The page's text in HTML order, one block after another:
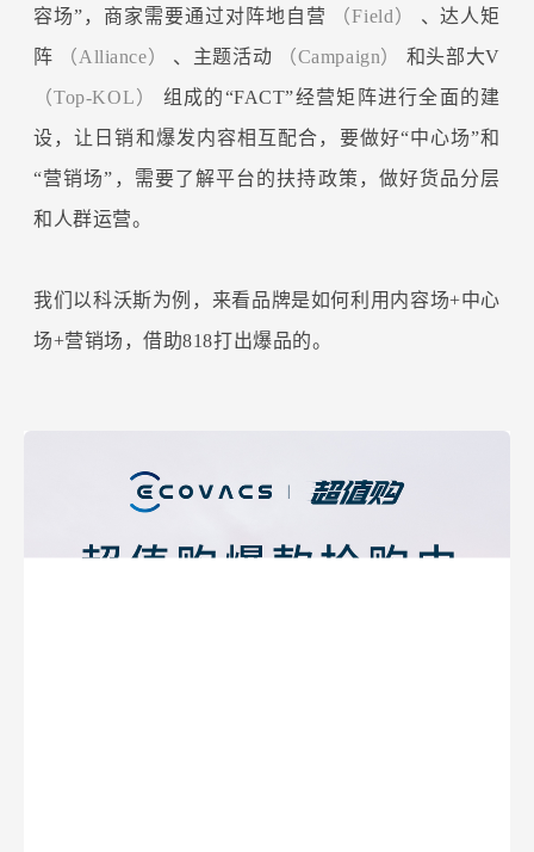
容场”，商家需要通过对阵地自营
（Field） 、达人矩
阵
（Alliance） 、主题活动 （Campaign） 和头部大V
（Top-KOL） 组成的“FACT”经营矩阵进行全面的建
设，让日销和爆发内容相互配合，要做好“中心场”和
“营销场”，需要了解平台的扶持政策，做好货品分层
和人群运营。
我们以科沃斯为例，来看品牌是如何利用内容场+中心
场+营销场，借助818打出爆品的。